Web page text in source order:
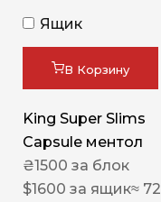
Ящик
В Корзину
King Super Slims
Capsule ментол
₴1500 за блок
$1600 за ящик≈ 72